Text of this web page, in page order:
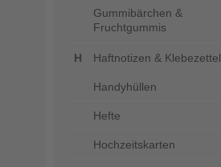
Gummibärchen &
Fruchtgummis
Haftnotizen & Klebezettel
Handyhüllen
Hefte
Hochzeitskarten